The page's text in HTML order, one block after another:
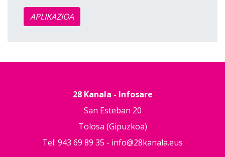
APLIKAZIOA
28 Kanala - Infosare
San Esteban 20
Tolosa (Gipuzkoa)
Tel: 943 69 89 35 - info@28kanala.eus